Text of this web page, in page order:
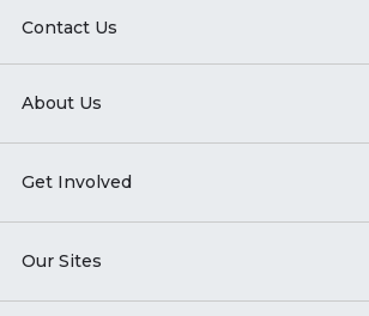
Contact Us
About Us
Get Involved
Our Sites